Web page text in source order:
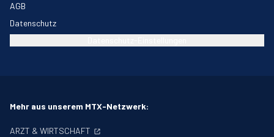
AGB
Datenschutz
Mehr aus unserem MTX-Netzwerk:
ARZT & WIRTSCHAFT